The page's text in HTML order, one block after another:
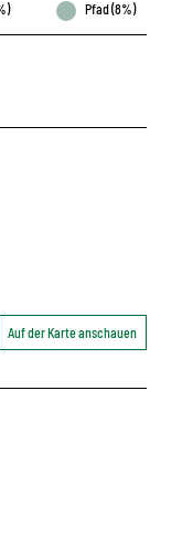
Pfad (8%)
Auf der Karte anschauen